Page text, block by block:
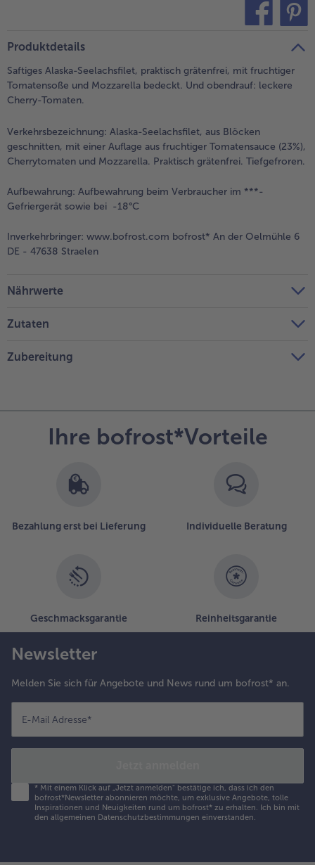
- 5 € beim Kauf von 7 Schlemmermenüs nach Wahl
Produktdetails
Saftiges Alaska-Seelachsfilet, praktisch grätenfrei, mit fruchtiger
Tomatensoße und Mozzarella bedeckt. Und obendrauf: leckere
Cherry-Tomaten.
Verkehrsbezeichnung: Alaska-Seelachsfilet, aus Blöcken
geschnitten, mit einer Auflage aus fruchtiger Tomatensauce (23%),
Cherrytomaten und Mozzarella. Praktisch grätenfrei. Tiefgefroren.
Aufbewahrung: Aufbewahrung beim Verbraucher im ***-
Gefriergerät sowie bei -18°C
Inverkehrbringer: www.bofrost.com bofrost* An der Oelmühle 6
DE - 47638 Straelen
Nährwerte
Zutaten
Zubereitung
Ihre bofrost*Vorteile
Bezahlung erst bei Lieferung Individuelle Beratung
Geschmacksgarantie Reinheitsgarantie
Newsletter
Melden Sie sich für Angebote und News rund um bofrost* an.
E-Mail Adresse*
* Mit einem Klick auf „Jetzt anmelden" bestätige ich, dass ich den
bofrost*Newsletter abonnieren möchte, um exklusive Angebote, tolle
Inspirationen und Neuigkeiten rund um bofrost* zu erhalten. Ich bin mit
den allgemeinen Datenschutzbestimmungen einverstanden.